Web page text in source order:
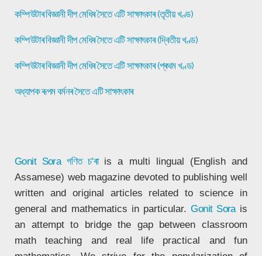
কম্পিউটাৰ বিজ্ঞানী দীপ মেধিৰ সৈতে এটি সাক্ষাৎকাৰ (তৃতীয় খণ্ড)
কম্পিউটাৰ বিজ্ঞানী দীপ মেধিৰ সৈতে এটি সাক্ষাৎকাৰ (দ্বিতীয় খণ্ড)
কম্পিউটাৰ বিজ্ঞানী দীপ মেধিৰ সৈতে এটি সাক্ষাৎকাৰ (প্ৰথম খণ্ড)
অধ্যাপক ৰূপম বৰ্মনৰ সৈতে এটি সাক্ষাৎকাৰ
Gonit Sora গণিত চ’ৰাis a multi lingual (English and
Assamese) web magazine devoted to publishing well
written and original articles related to science in
general and mathematics in particular.Gonit Sorais
an attempt to bridge the gap between classroom
math teaching and real life practical and fun